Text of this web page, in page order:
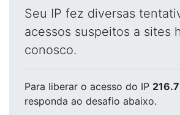
Seu IP fez diversas
acessos suspeitos a sites
conosco.
Para liberar o acesso do IP
responda ao desafio abaixo.